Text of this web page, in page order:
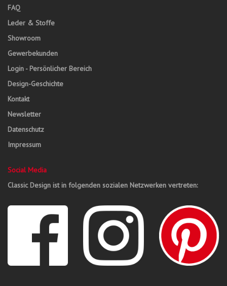
FAQ
Leder & Stoffe
Showroom
Gewerbekunden
Login - Persönlicher Bereich
Design-Geschichte
Kontakt
Newsletter
Datenschutz
Impressum
Social Media
Classic Design ist in folgenden sozialen Netzwerken vertreten: